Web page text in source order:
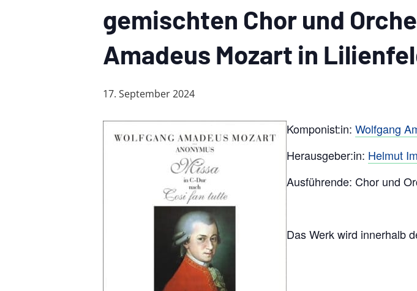
gemischten Chor und
Amadeus Mozart in
17. September 2024
Komponist:in: Wolfgang
Herausgeber:in: Helmut
Ausführende: Chor und
Das Werk wird innerhalb